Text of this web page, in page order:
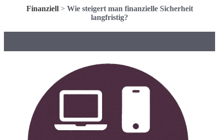
Finanziell> Wie steigert man finanzielle Sicherheit
langfristig?